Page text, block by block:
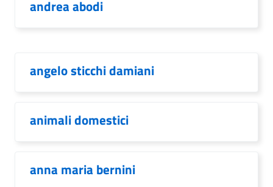
andrea abodi
angelo sticchi damiani
animali domestici
anna maria bernini